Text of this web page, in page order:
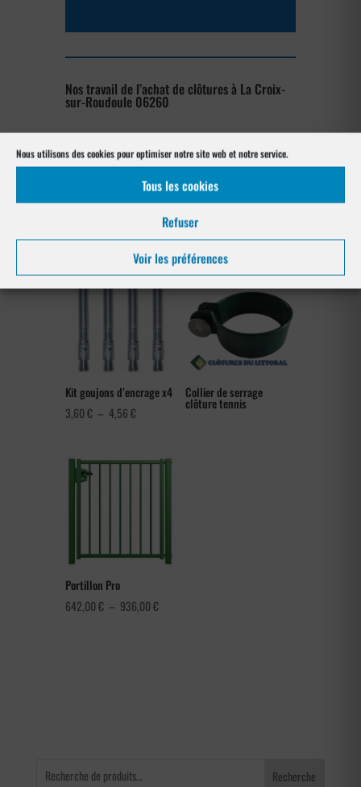
Nous utilisons des cookies pour optimiser notre site web et notre service.
Tous les cookies
Refuser
Voir les préférences
Nos travail de l’achat de clôtures à La Croix-
sur-Roudoule 06260
post_type= »project » order= »asc »
orderby= »rand »]
Les produits de clôtures utilisés
à La Croix-sur-Roudoule 06260
Kit goujons d’encrage x4
3,60€ – 4,56€Plage
3,60 €
Collier de serrage
clôture tennis
Portillon Pro
642,00€ – 936,00€Plage
Recherche